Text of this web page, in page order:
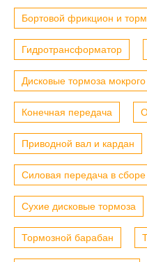
Бортовой фрикцион и
Гидротрансформатор
Дисковые тормоза мокрого
Конечная передача
Приводной вал и кардан
Силовая передача в сборе
Сухие дисковые тормоза
Тормозной барабан